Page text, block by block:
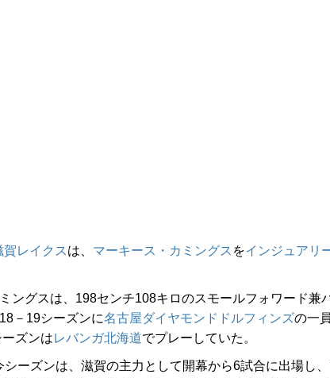
賀レイクスは、 マーキース・カミングス をインジュアリ
ングスは、198センチ108キロのスモールフォワード兼
－19シーズンに名古屋ダイヤモンドドルフィンズの一
ズンはレバンガ北海道でプレーしていた。
ーズンは、滋賀の主力として開幕から6試合に出場し、